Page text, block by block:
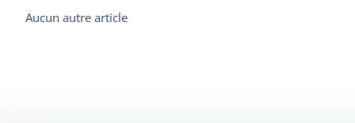
Aucun autre article